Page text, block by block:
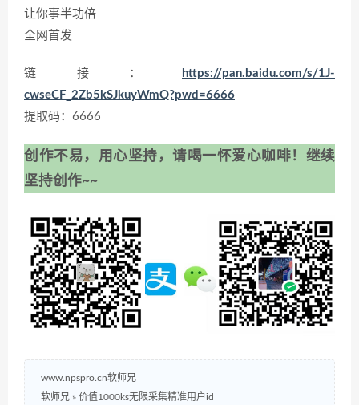
让你事半功倍
全网首发
链接：
https://pan.baidu.com/s/1J-
cwseCF_2Zb5kSJkuyWmQ?pwd=6666
提取码：6666
创作不易，用心坚持，请喝一怀爱心咖啡！继续
坚持创作~~
www.npspro.cn软师兄
软师兄 » 价值1000ks无限采集精准用户id